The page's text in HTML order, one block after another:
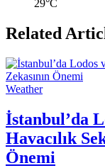
29°C
Related
Weather
İstanbul’da
Havacılık
Önemi